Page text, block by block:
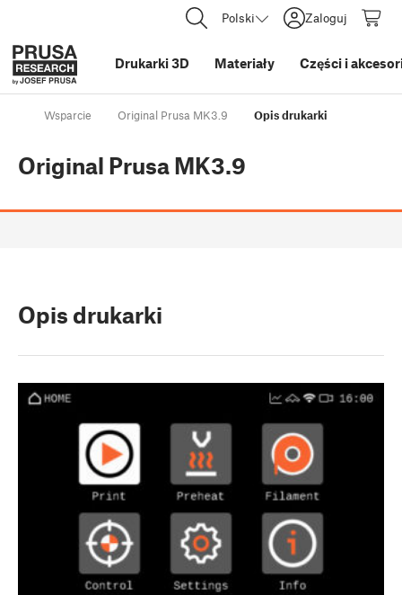
Polski Zaloguj
Drukarki 3D Materiały Części i
Wsparcie Original Prusa MK3.9 Opis drukarki
Original Prusa MK3.9
Opis drukarki